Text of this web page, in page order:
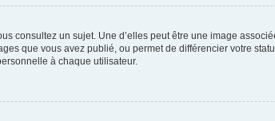
consultez un sujet. Une d’elles peut être une image
que vous avez publié, ou permet de différencier votre
à chaque utilisateur.